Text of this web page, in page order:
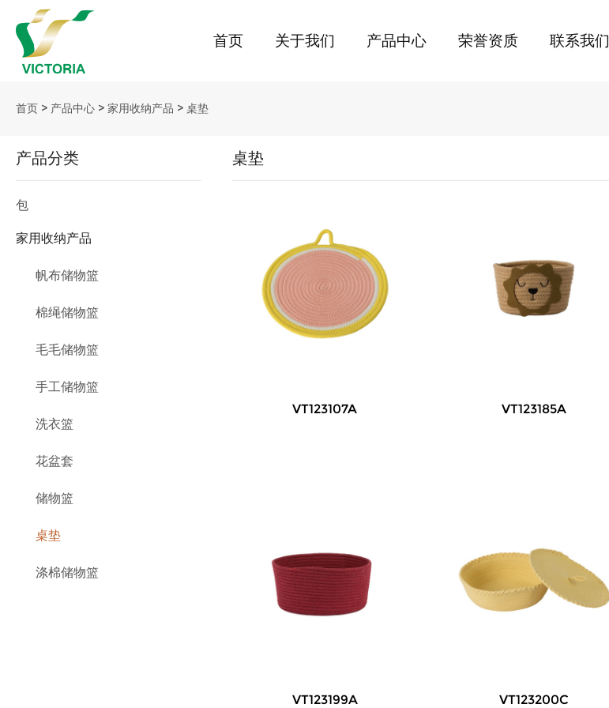
首页 关于我们 产品中心 荣誉资质 联系我们
首页 > 产品中心 > 家用收纳产品 > 桌垫
产品分类
包
家用收纳产品
帆布储物篮
棉绳储物篮
毛毛储物篮
手工储物篮
洗衣篮
花盆套
储物篮
桌垫
涤棉储物篮
桌垫
VT123107A VT123185A
VT123199A VT123200C